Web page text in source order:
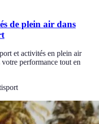
de plein air dans
et activités en plein air
performance tout en